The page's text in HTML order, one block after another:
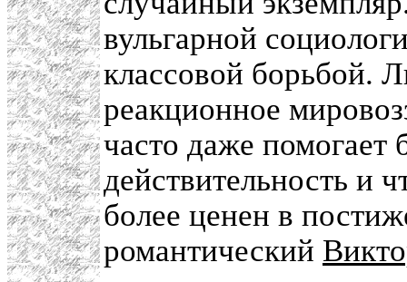
вульгарной
классовой борьбой.
реакционное
часто даже помогает
действительность и
более ценен в
романтический